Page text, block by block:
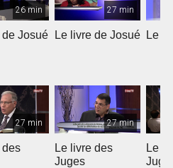
26 min
de Josué
27 min
Le livre de Josué Le
27 min
des
27 min
Le livre des
Juges
Le